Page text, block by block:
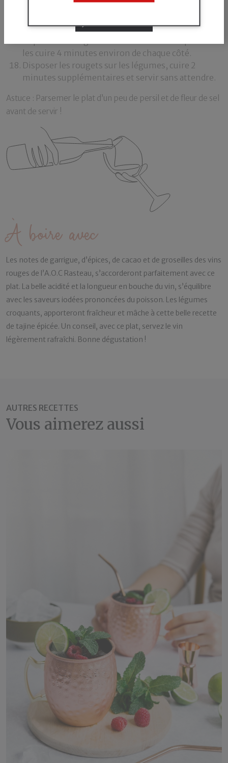
Faire chauffer 2 cuillères à soupe d’huile d’olive.
les cuire 4 minutes environ de chaque côté.
Disposer les rougets sur les légumes, cuire 2
minutes supplémentaires et servir sans attendre.
Astuce : Parsemer le plat d’un peu de persil et de fleur de sel
avant de servir !
À boire avec
Les notes de garrigue, d’épices, de cacao et de groseilles des vins
rouges de l’A.O.C Rasteau, s’accorderont parfaitement avec ce
plat. La belle acidité et la longueur en bouche du vin, s’équilibre
avec les saveurs iodées prononcées du poisson. Les légumes
croquants, apporteront fraîcheur et mâche à cette belle recette
de tajine épicée. Un conseil, avec ce plat, servez le vin
légèrement rafraîchi. Bonne dégustation !
AUTRES RECETTES
Vous aimerez aussi
J'AI L'ÂGE LÉGAL